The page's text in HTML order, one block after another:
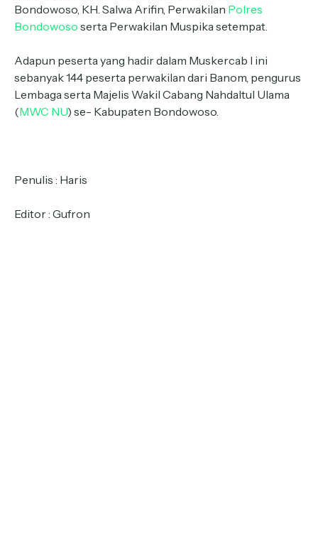
Bondowoso, KH. Salwa Arifin, Perwakilan Polres
Bondowoso serta Perwakilan Muspika setempat.
Adapun peserta yang hadir dalam Muskercab I ini
sebanyak 144 peserta perwakilan dari Banom, pengurus
Lembaga serta Majelis Wakil Cabang Nahdaltul Ulama
(MWC NU) se- Kabupaten Bondowoso.
Penulis : Haris
Editor : Gufron